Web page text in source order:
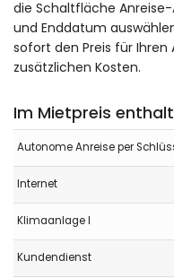
Tragen Sie für zukünftige
Strandkörbe,
komplett ausgestattet,
Kinder, was sehr geschätzt
- 9,6
Junge Paare - August 2020 -
(Originaltext)
location très agréable,
les magasins, le centre,
sehr angenehme lage,
die Schaltfläche
und Enddatum
sofort den Preis für
zusätzlichen Kosten.
Im Mietpreis
Autonome Anreise per
Internet
Klimaanlage I
Kundendienst